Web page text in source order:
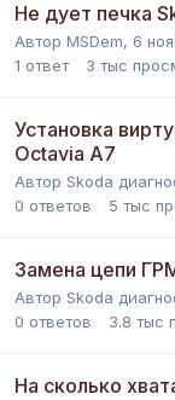
Не дует печка
Автор MSDem, 6
1 ответ 3 тыс
Установка
Octavia A7
Автор Skoda
0 ответов 5 тыс
Замена цепи
Автор Skoda
0 ответов 3.8 тыс
На сколько